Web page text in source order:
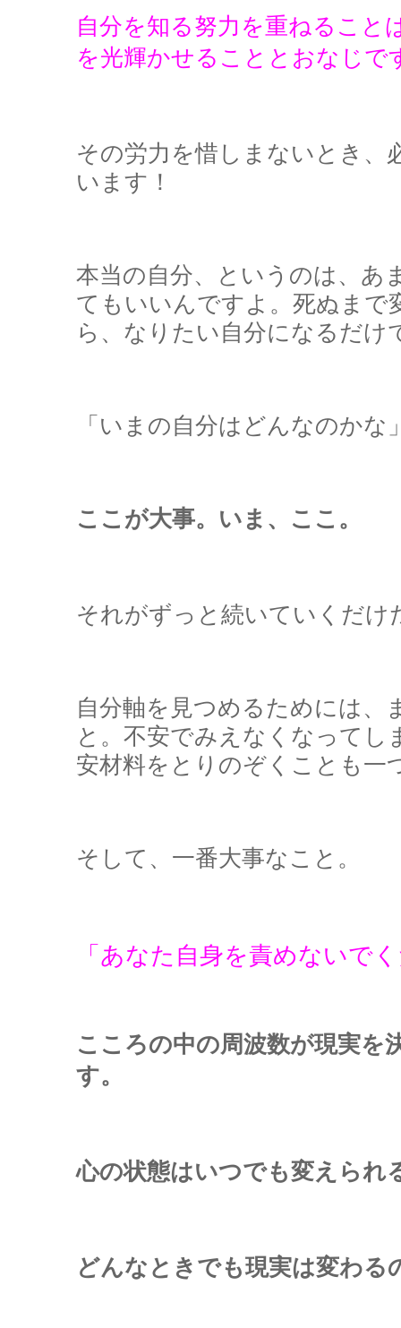
自分を知る努力を重ねること
を光輝かせることとおなじで
その労力を惜しまないとき、
います！
本当の自分、というのは、あ
てもいいんですよ。死ぬまで
ら、なりたい自分になるだけ
「いまの自分はどんなのかな
ここが大事。いま、ここ。
それがずっと続いていくだけ
自分軸を見つめるためには、
と。不安でみえなくなってし
安材料をとりのぞくことも一
そして、一番大事なこと。
「あなた自身を責めないで
こころの中の周波数が現実を
す。
心の状態はいつでも変えられ
どんなときでも現実は変わる